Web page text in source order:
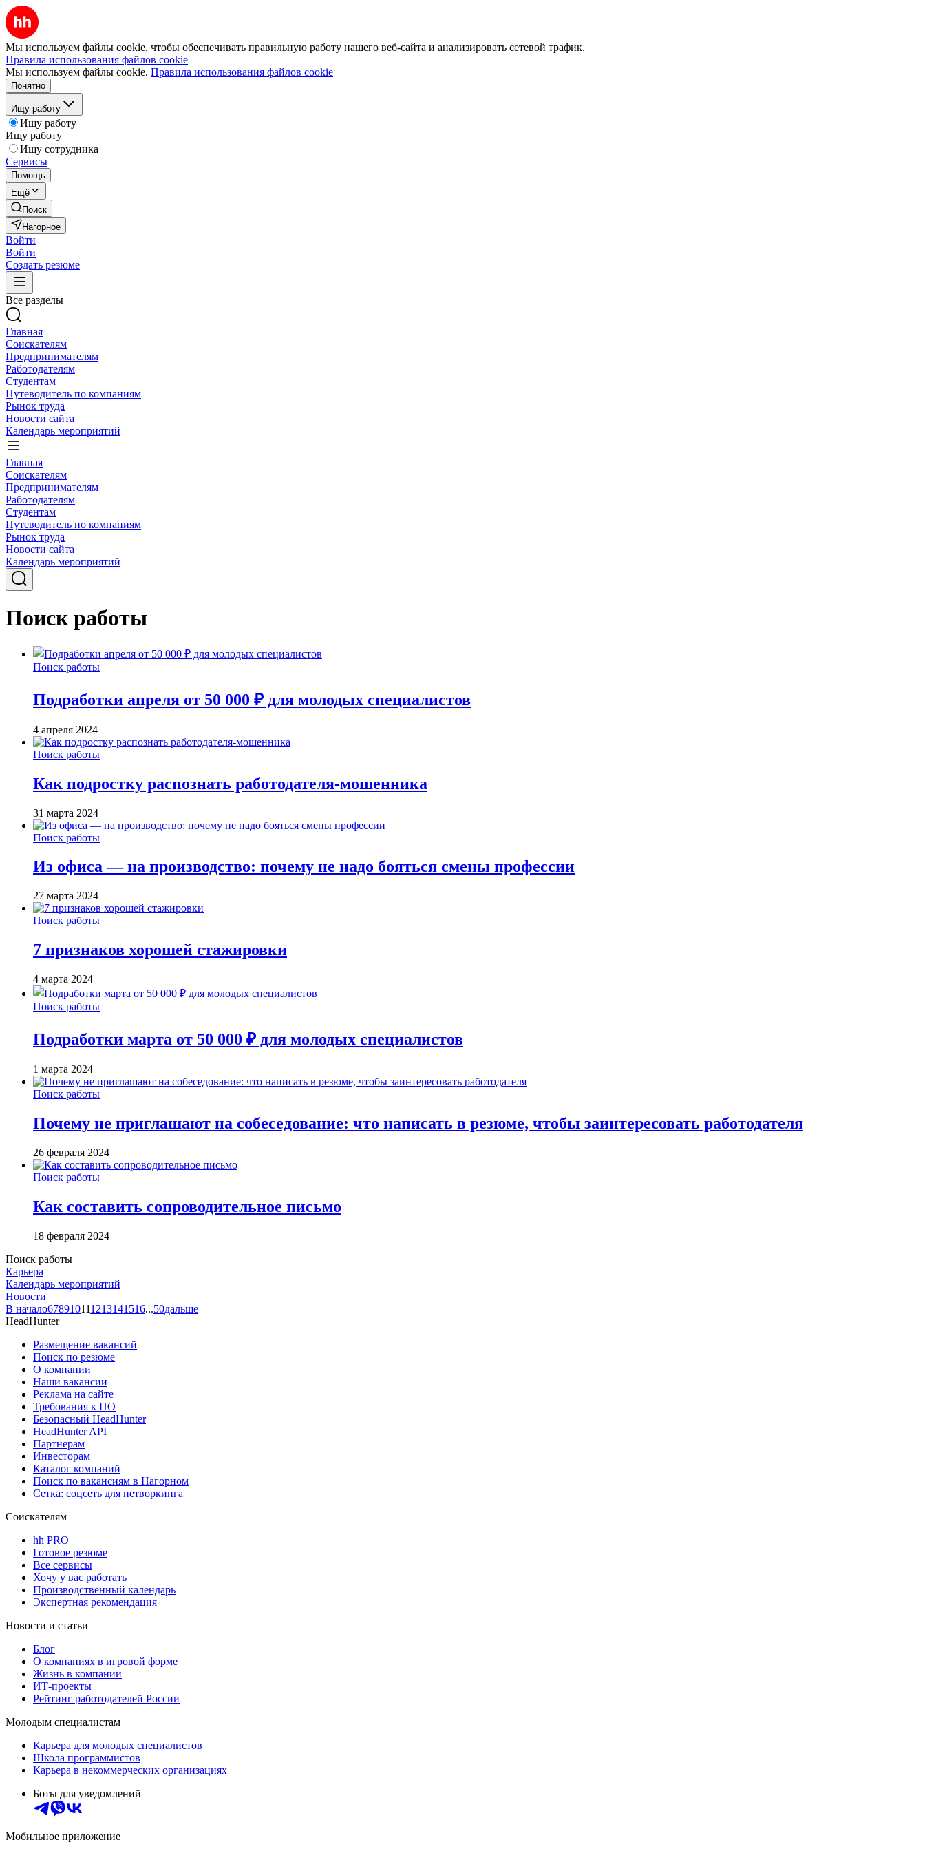
Мы используем файлы cookie, чтобы обеспечивать правильную работу нашего веб-сайта и анализировать сетевой трафик.
Правила использования файлов cookie
Мы используем файлы cookie. Правила использования файлов cookie
Понятно
Ищу работу
Ищу работу
Ищу работу
Ищу сотрудника
Сервисы
Помощь
Ещё
Поиск
Нагорное
Войти
Войти
Создать резюме
Все разделы
Главная
Соискателям
Предпринимателям
Работодателям
Студентам
Путеводитель по компаниям
Рынок труда
Новости сайта
Календарь мероприятий
Главная
Соискателям
Предпринимателям
Работодателям
Студентам
Путеводитель по компаниям
Рынок труда
Новости сайта
Календарь мероприятий
Поиск работы
Поиск работы
Подработки апреля от 50 000 ₽ для молодых специалистов
4 апреля 2024
Поиск работы
Как подростку распознать работодателя-мошенника
31 марта 2024
Поиск работы
Из офиса — на производство: почему не надо бояться смены профессии
27 марта 2024
Поиск работы
7 признаков хорошей стажировки
4 марта 2024
Поиск работы
Подработки марта от 50 000 ₽ для молодых специалистов
1 марта 2024
Поиск работы
Почему не приглашают на собеседование: что написать в резюме, чтобы заинтересовать работодателя
26 февраля 2024
Поиск работы
Как составить сопроводительное письмо
18 февраля 2024
Поиск работы
Карьера
Календарь мероприятий
Новости
В начало678910111213141516...50дальше
HeadHunter
Размещение вакансий
Поиск по резюме
О компании
Наши вакансии
Реклама на сайте
Требования к ПО
Безопасный HeadHunter
HeadHunter API
Партнерам
Инвесторам
Каталог компаний
Поиск по вакансиям в Нагорном
Сетка: соцсеть для нетворкинга
Соискателям
hh PRO
Готовое резюме
Все сервисы
Хочу у вас работать
Производственный календарь
Экспертная рекомендация
Новости и статьи
Блог
О компаниях в игровой форме
Жизнь в компании
ИТ-проекты
Рейтинг работодателей России
Молодым специалистам
Карьера для молодых специалистов
Школа программистов
Карьера в некоммерческих организациях
Боты для уведомлений
Мобильное приложение